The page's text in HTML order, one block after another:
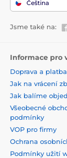
Čeština
Jsme také na:
Informace pro
Doprava a platba
Jak na vrácení
Jak balíme
Všeobecné
podmínky
VOP pro firmy
Ochrana
Podmínky užití